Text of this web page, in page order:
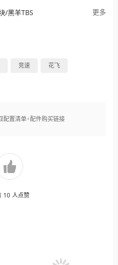
/黑羊TBS
更多
竞速 花飞
配置清单+配件购买链接
10 人点赞